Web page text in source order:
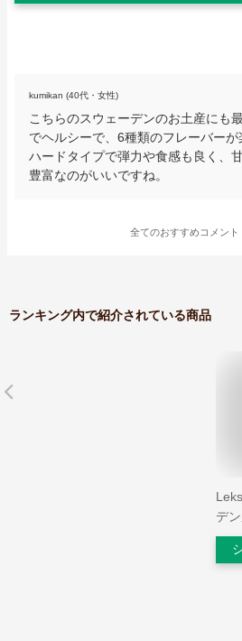
kumikan (40代・女性)
こちらのスウェーデンのお土産にも
でヘルシーで、6種類のフレーバー
ハードタイプで弾力や食感も良く、
豊富なのがいいですね。
全てのおすすめコメント
ランキング内で紹介されている商品
デ
プ
-